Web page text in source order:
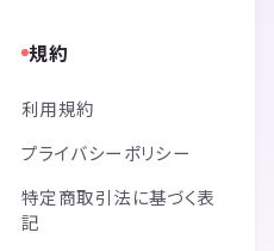
規約
利用規約
プライバシーポリシー
特定商取引法に基づく表
記